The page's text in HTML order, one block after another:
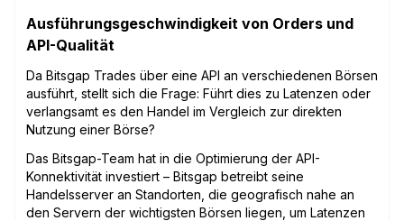
Ausführungsgeschwindigkeit von Orders und
API-Qualität
Da Bitsgap Trades über eine API an verschiedenen Börsen
ausführt, stellt sich die Frage: Führt dies zu Latenzen oder
verlangsamt es den Handel im Vergleich zur direkten
Nutzung einer Börse?
Das Bitsgap-Team hat in die Optimierung der API-
Konnektivität investiert – Bitsgap betreibt seine
Handelsserver an Standorten, die geografisch nahe an
den Servern der wichtigsten Börsen liegen, um Latenzen